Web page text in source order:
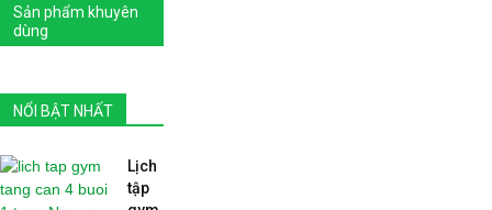
Sản phẩm khuyên
dùng
NỔI BẬT NHẤT
Lịch
tập